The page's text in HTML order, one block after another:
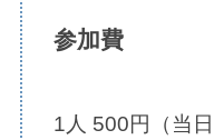
参加費
1人 500円（当